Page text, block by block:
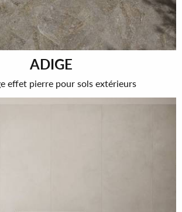
ADIGE
effet pierre pour sols extérieurs